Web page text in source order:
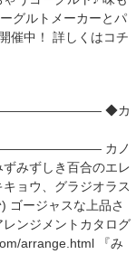
グルトメーカーとパ
催中！ 詳しくはコチ
◆カ
カノ
みずしき百合のエレ
ョウ、グラジオラス
ゴージャスな上品さ
ンジメントカタログ
arrange.html 『み